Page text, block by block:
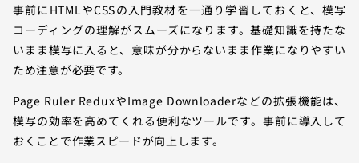
事前にHTMLやCSSの入門教材を一通り学習しておくと、模写
コーディングの理解がスムーズになります。基礎知識を持たな
いまま模写に入ると、意味が分からないまま作業になりやすい
ため注意が必要です。
Page Ruler ReduxやImage Downloaderなどの拡張機能は、
模写の効率を高めてくれる便利なツールです。事前に導入して
おくことで作業スピードが向上します。